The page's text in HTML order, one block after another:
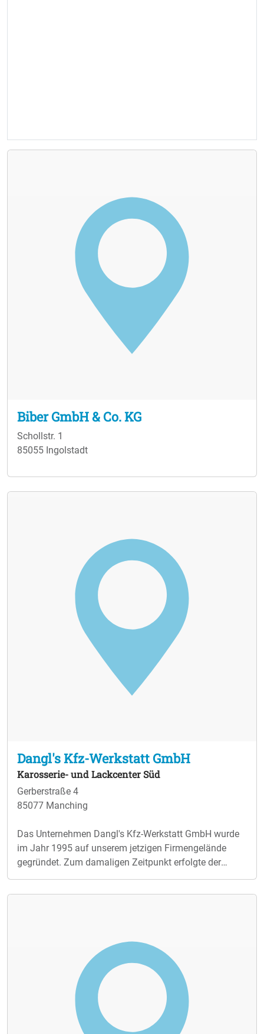
Biber GmbH & Co. KG
Schollstr. 1
85055 Ingolstadt
Dangl's Kfz-Werkstatt GmbH
Karosserie- und Lackcenter Süd
Gerberstraße 4
85077 Manching
Das Unternehmen Dangl's Kfz-Werkstatt GmbH wurde
im Jahr 1995 auf unserem jetzigen Firmengelände
gegründet. Zum damaligen Zeitpunkt erfolgte der
Neubau der Firmengebäude, einschließlich Werkstatt,
40 namhafte Unternehmen arbeiten mit uns) und
Selbstverständlich die zugehörige Abnahme der Haupt-
und Abgasuntersuchung. Das hat zur Folge, dass Sie
und Ihr Fahrzeug bei uns hervorragend aufgehoben
sind und Sie sich um nichts zu kümmern brauchen,
außer um sich selbst. Unsere Philosophie der